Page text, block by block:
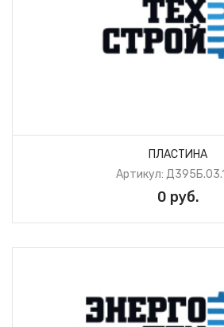
ПЛАСТИНА
Артикул:
0 руб.